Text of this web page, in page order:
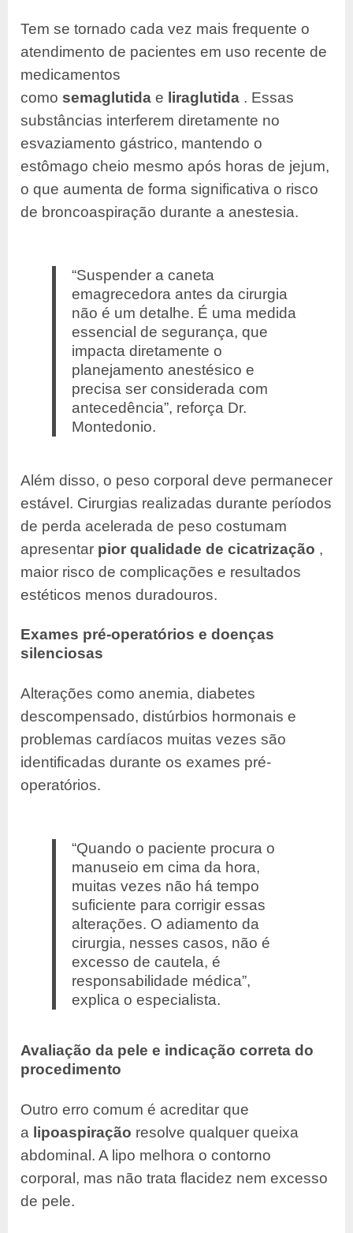
Tem se tornado cada vez mais frequente o
atendimento de pacientes em uso recente de
medicamentos
como semaglutida e liraglutida . Essas
substâncias interferem diretamente no
esvaziamento gástrico, mantendo o
estômago cheio mesmo após horas de jejum,
o que aumenta de forma significativa o risco
de broncoaspiração durante a anestesia.
“Suspender a caneta
emagrecedora antes da cirurgia
não é um detalhe. É uma medida
essencial de segurança, que
impacta diretamente o
planejamento anestésico e
precisa ser considerada com
antecedência”, reforça Dr.
Montedonio.
Além disso, o peso corporal deve permanecer
estável. Cirurgias realizadas durante períodos
de perda acelerada de peso costumam
apresentar pior qualidade de cicatrização ,
maior risco de complicações e resultados
estéticos menos duradouros.
Exames pré-operatórios e doenças
silenciosas
Alterações como anemia, diabetes
descompensado, distúrbios hormonais e
problemas cardíacos muitas vezes são
identificadas durante os exames pré-
operatórios.
“Quando o paciente procura o
manuseio em cima da hora,
muitas vezes não há tempo
suficiente para corrigir essas
alterações. O adiamento da
cirurgia, nesses casos, não é
excesso de cautela, é
responsabilidade médica”,
explica o especialista.
Avaliação da pele e indicação correta do
procedimento
Outro erro comum é acreditar que
a lipoaspiração resolve qualquer queixa
abdominal. A lipo melhora o contorno
corporal, mas não trata flacidez nem excesso
de pele.